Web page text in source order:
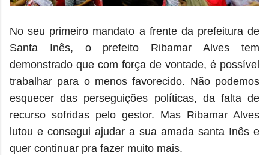
No seu primeiro mandato a frente da prefeitura de
Santa Inês, o prefeito Ribamar Alves tem
demonstrado que com força de vontade, é possível
trabalhar para o menos favorecido. Não podemos
esquecer das perseguições políticas, da falta de
recurso sofridas pelo gestor. Mas Ribamar Alves
lutou e consegui ajudar a sua amada santa Inês e
quer continuar pra fazer muito mais.